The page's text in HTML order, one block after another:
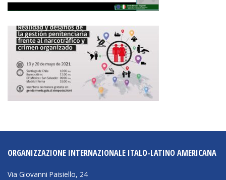
ORGANIZZAZIONE INTERNAZIONALE ITALO-LATINO AMERICANA
Via Giovanni Paisiello, 24